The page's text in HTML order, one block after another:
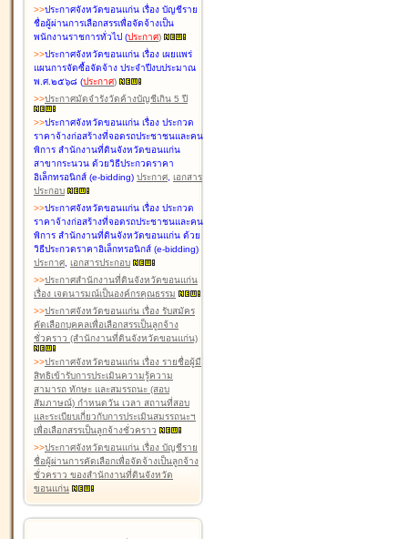
>>ประกาศจังหวัดขอนแก่น เรื่อง บัญชีราย
ชื่อผู้ผ่านการเลือกสรรเพื่อจัดจ้างเป็น
พนักงานราชการทั่วไป (ประกาศ)
>>ประกาศจังหวัดขอนแก่น เรื่อง เผยแพร่
แผนการจัดซื้อจัดจ้าง ประจำปีงบประมาณ
พ.ศ.๒๕๖๘ (ประกาศ)
>>ประกาศมัดจำรังวัดค้างบัญชีเกิน 5 ปี
>>ประกาศจังหวัดขอนแก่น เรื่อง ประกวด
ราคาจ้างก่อสร้างที่จอดรถประชาชนและคน
พิการ สำนักงานที่ดินจังหวัดขอนแก่น
สาขากระนวน ด้วยวิธีประกวดราคา
อิเล็กทรอนิกส์ (e-bidding) ประกาศ, เอกสาร
ประกอบ
>>ประกาศจังหวัดขอนแก่น เรื่อง ประกวด
ราคาจ้างก่อสร้างที่จอดรถประชาชนและคน
พิการ สำนักงานที่ดินจังหวัดขอนแก่น ด้วย
วิธีประกวดราคาอิเล็กทรอนิกส์ (e-bidding)
ประกาศ, เอกสารประกอบ
>>ประกาศสำนักงานที่ดินจังหวัดขอนแก่น
เรื่อง เจตนารมณ์เป็นองค์กรคุณธรรม
>>ประกาศจังหวัดขอนแก่น เรื่อง รับสมัคร
คัดเลือกบุคคลเพื่อเลือกสรรเป็นลูกจ้าง
ชั่วคราว (สำนักงานที่ดินจังหวัดขอนแก่น)
>>ประกาศจังหวัดขอนแก่น เรื่อง รายชื่อผู้มี
สิทธิเข้ารับการประเมินความรู้ความ
สามารถ ทักษะ และสมรรถนะ (สอบ
สัมภาษณ์) กำหนดวัน เวลา สถานที่สอบ
และระเบียบเกี่ยวกับการประเมินสมรรถนะฯ
เพื่อเลือกสรรเป็นลูกจ้างชั่วคราว
>>ประกาศจังหวัดขอนแก่น เรื่อง บัญชีราย
ชื่อผู้ผ่านการคัดเลือกเพื่อจัดจ้างเป็นลูกจ้าง
ชั่วคราว ของสำนักงานที่ดินจังหวัด
ขอนแก่น